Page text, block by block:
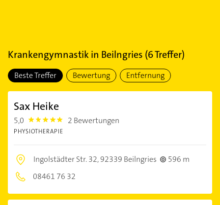
Krankengymnastikin Beilngries (6Treffer)
Beste Treffer Bewertung Entfernung
Sax Heike
5,0 5.0 2 Bewertungen
PHYSIOTHERAPIE
Ingolstädter Str. 32,92339 Beilngries
596 m
08461 76 32